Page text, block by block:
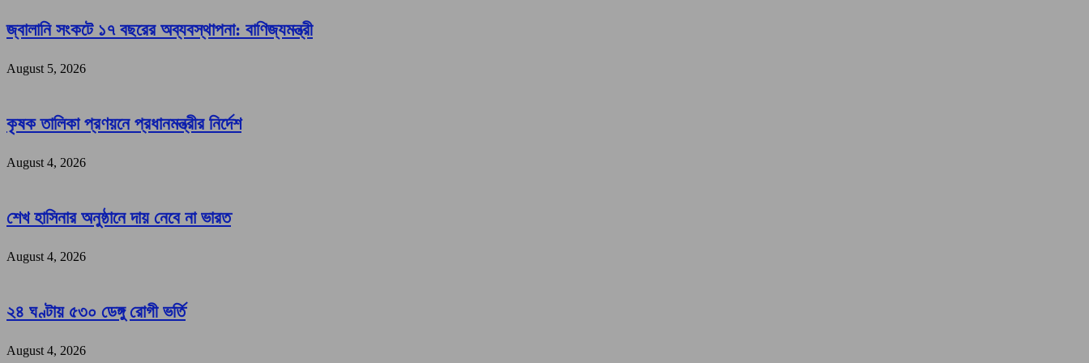
জ্বালানি সংকটে ১৭ বছরের অব্যবস্থাপনা: বাণিজ্যমন্ত্রী
August 5, 2026
কৃষক তালিকা প্রণয়নে প্রধানমন্ত্রীর নির্দেশ
August 4, 2026
শেখ হাসিনার অনুষ্ঠানে দায় নেবে না ভারত
August 4, 2026
২৪ ঘণ্টায় ৫৩০ ডেঙ্গু রোগী ভর্তি
August 4, 2026